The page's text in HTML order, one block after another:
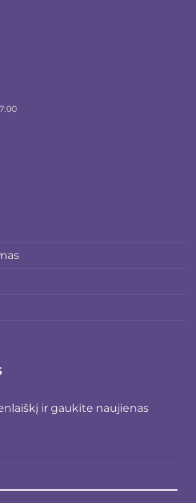
ir gaukite naujienas